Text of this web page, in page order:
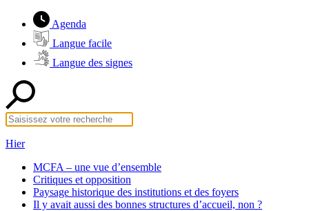
Agenda
Langue facile
Langue des signes
Hier
MCFA – une vue d’ensemble
Critiques et opposition
Paysage historique des institutions et des foyers
Il y avait aussi des bonnes structures d’accueil, non ?